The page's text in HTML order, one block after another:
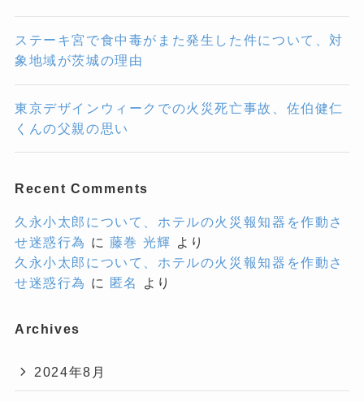
ステーキ宮で食中毒がまた発生した件について、対
象地域が茨城の理由
東京デザインウィークでの火災死亡事故、佐伯健仁
くんの父親の思い
Recent Comments
久永小太郎について、ホテルの火災報知器を作動さ
せ迷惑行為 に 藤巻 光輝 より
久永小太郎について、ホテルの火災報知器を作動さ
せ迷惑行為 に 匿名 より
Archives
2024年8月